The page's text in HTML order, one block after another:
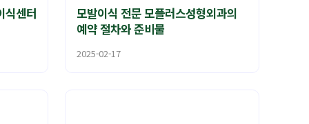
식센터
모발이식 전문 모플러스성형외과의
예약 절차와 준비물
2025-02-17